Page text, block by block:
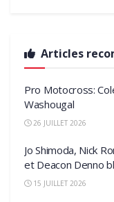
Articles
Pro Motocross:
Washougal
26 JUILLET 2026
Jo Shimoda, Nick
et Deacon Denno
15 JUILLET 2026